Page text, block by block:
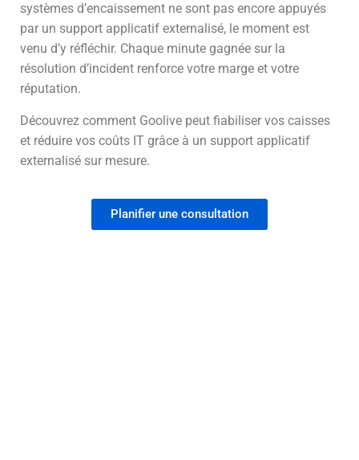
systèmes d’encaissement ne sont pas encore appuyés
par un support applicatif externalisé, le moment est
venu d’y réfléchir. Chaque minute gagnée sur la
résolution d’incident renforce votre marge et votre
réputation.
Découvrez comment Goolive peut fiabiliser vos caisses
et réduire vos coûts IT grâce à un support applicatif
externalisé sur mesure.
Planifier une consultation